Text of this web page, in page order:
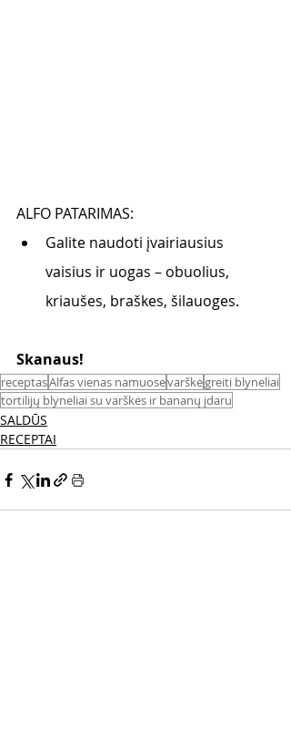
ALFO PATARIMAS:
Galite naudoti įvairiausius
vaisius ir uogas – obuolius,
kriaušes, braškes, šilauoges.
Skanaus!
receptasAlfas vienas namuosevarškėgreiti blyneliai
tortilijų blyneliai su varškės ir bananų įdaru
SALDŪS
RECEPTAI